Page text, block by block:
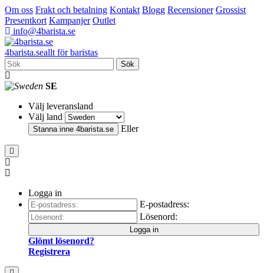
Om oss Frakt och betalning Kontakt Blogg Recensioner Grossist
Presentkort Kampanjer Outlet
info@4barista.se
4barista.seallt för baristas
Sök
SE
Välj leveransland
Välj land
Stanna inne 4barista.se Eller
Logga in
E-postadress:
Lösenord:
Logga in
Glömt lösenord?
Registrera